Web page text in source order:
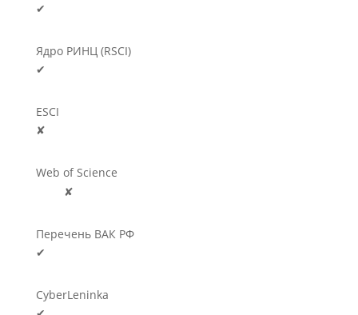
✔
Ядро РИНЦ (RSCI)
✔
ESCI
✘
Web of Science
✘
Перечень ВАК РФ
✔
CyberLeninka